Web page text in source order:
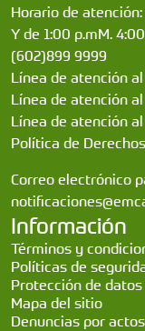
Horario de
Y de 1:00 p.mM.
(602)899 9999
Línea de atención
Línea de atención
Línea de atención al
Política de
Correo electrónico
Información
Términos y
Políticas de
Protección de
Mapa del sitio
Denuncias por